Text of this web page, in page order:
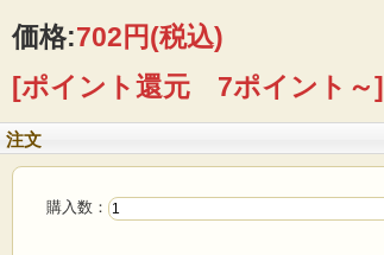
価格:702円(税込)
[ポイント還元 7ポイント～]
注文
購入数：